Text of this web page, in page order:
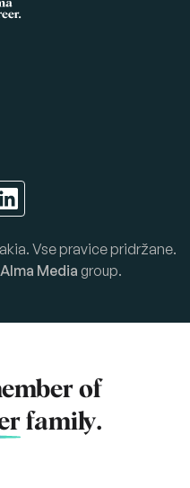
Vse pravice pridržane.
Alma Media group.
of
family.